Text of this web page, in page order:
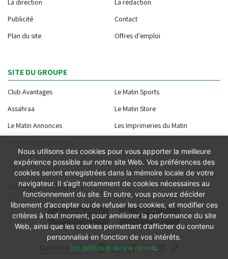
Suivez-nous
La direction
La rédaction
Publicité
Contact
Plan du site
Offres d'emploi
SITE DU GROUPE
Club Avantages
Le Matin Sports
Assahraa
Le Matin Store
Le Matin Annonces
Les Imprimeries du Matin
NOTRE APPLICATION
Nous utilisons des cookies pour vous apporter la meilleure
expérience possible sur notre site Web. Vos préférences des
cookies seront enregistrées dans la mémoire locale de votre
navigateur. Il s’agit notamment de cookies nécessaires au
fonctionnement du site. En outre, vous pouvez décider
librement d’accepter ou de refuser les cookies, et modifier ces
critères à tout moment, pour améliorer la performance du site
Web, ainsi que les cookies permettant d’afficher du contenu
personnalisé en fonction de vos intérêts.
les politique de vie privee.